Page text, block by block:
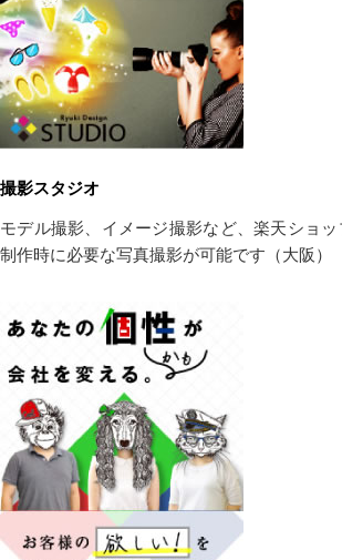
撮影スタジオ
モデル撮影、イメージ撮影など、楽天ショ
制作時に必要な写真撮影が可能です（大阪）